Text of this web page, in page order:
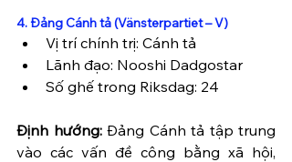
4. Đảng Cánh tả (Vänsterpartiet – V)
Vị trí chính trị: Cánh tả
Lãnh đạo: Nooshi Dadgostar
Số ghế trong Riksdag: 24
Định hướng: Đảng Cánh tả tập trung
vào các vấn đề công bằng xã hội,